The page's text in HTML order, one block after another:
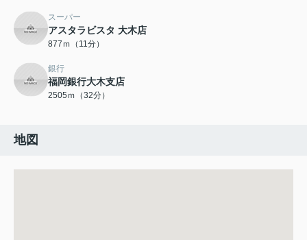
スーパー
アスタラビスタ 大木店
877ｍ（11分）
銀行
福岡銀行大木支店
2505ｍ（32分）
地図